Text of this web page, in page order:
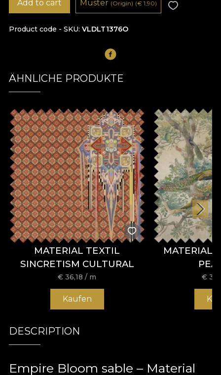
Product code - SKU VLDLT1376O
Add to cart Muster (Origin) (€ 1,90)
ÄHNLICHE PRODUKTE
MATERIAL TEXTIL
SINCRETISM CULTURAL
€36,18 / m
Kaufen
MATERIAL
€
DESCRIPTION
Empire Bloom sable – Material